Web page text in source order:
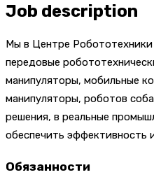
Job description
Мы в Центре
передовые
манипуляторы, мобильные
манипуляторы, роботов
решения, в реальные
обеспечить эффективность
Обязанности